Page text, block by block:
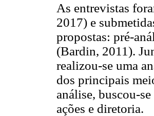
As entrevistas
2017) e
propostas: pré-
(Bardin, 2011).
realizou-se uma
dos principais
análise, buscou-
ações e diretoria.